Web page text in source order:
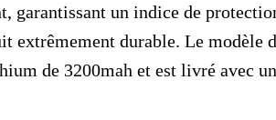
garantissant un indice de
extrêmement durable. Le modèle
de 3200mah et est livré avec